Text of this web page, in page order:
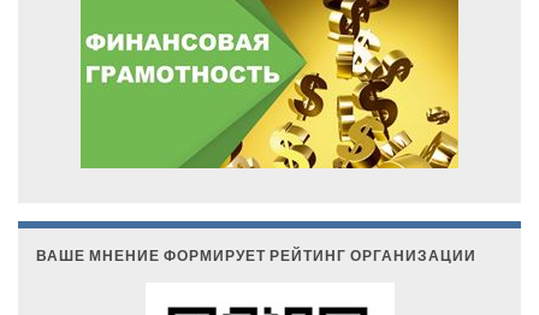
ВАШЕ МНЕНИЕ ФОРМИРУЕТ РЕЙТИНГ ОРГАНИЗАЦИИ